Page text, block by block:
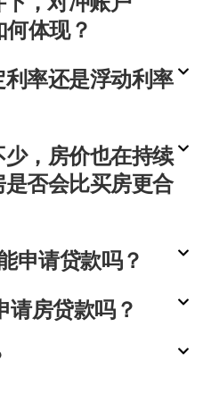
体现？
率还是浮动利率
，房价也在持续
否会比买房更合
申请贷款吗？
请房贷款吗？